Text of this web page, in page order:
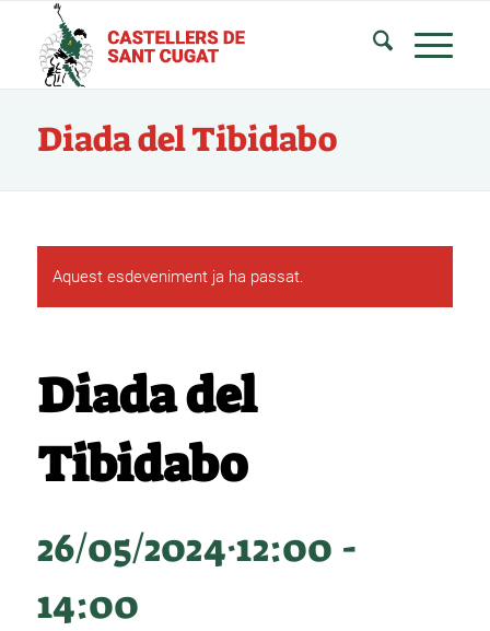
Diada del Tibidabo
Aquest esdeveniment ja ha passat.
Diada del
Tibidabo
26/05/2024·12:00 -
14:00